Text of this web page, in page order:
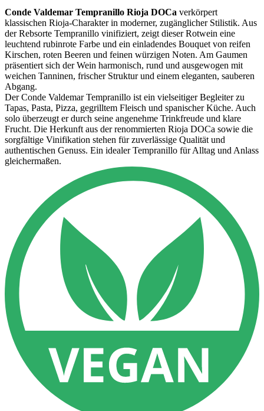
Conde Valdemar Tempranillo Rioja DOCa verkörpert
klassischen Rioja‑Charakter in moderner, zugänglicher Stilistik. Aus
der Rebsorte Tempranillo vinifiziert, zeigt dieser Rotwein eine
leuchtend rubinrote Farbe und ein einladendes Bouquet von reifen
Kirschen, roten Beeren und feinen würzigen Noten. Am Gaumen
präsentiert sich der Wein harmonisch, rund und ausgewogen mit
weichen Tanninen, frischer Struktur und einem eleganten, sauberen
Abgang.
Der Conde Valdemar Tempranillo ist ein vielseitiger Begleiter zu
Tapas, Pasta, Pizza, gegrilltem Fleisch und spanischer Küche. Auch
solo überzeugt er durch seine angenehme Trinkfreude und klare
Frucht. Die Herkunft aus der renommierten Rioja DOCa sowie die
sorgfältige Vinifikation stehen für zuverlässige Qualität und
authentischen Genuss. Ein idealer Tempranillo für Alltag und Anlass
gleichermaßen.